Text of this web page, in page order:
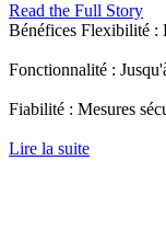
Read the Full Story
Bénéfices Flexibilité :
Fonctionnalité :
Fiabilité : Mesures
Lire la suite